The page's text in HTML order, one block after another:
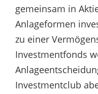
gemeinsam in
Anlageformen
zu einer
Investmentfonds
Investmentclub